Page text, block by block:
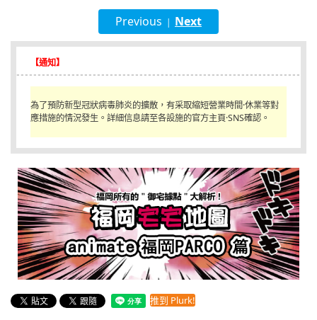
繁體中文
English
Bahasa Indonesia
Previous | Next
【通知】
為了預防新型冠狀病毒肺炎的擴散，有采取縮短營業時間·休業等對
應措施的情況發生。詳細信息請至各設施的官方主頁·SNS確認。
推到 Plurk!